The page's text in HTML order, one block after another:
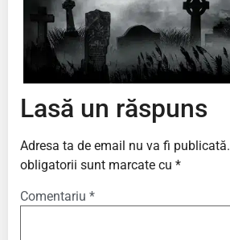
Lasă un răspuns
Adresa ta de email nu va fi publicată.
obligatorii sunt marcate cu *
Comentariu *